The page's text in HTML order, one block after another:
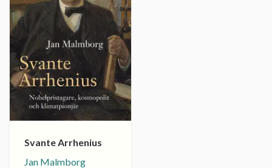
Svante Arrhenius
Jan Malmborg